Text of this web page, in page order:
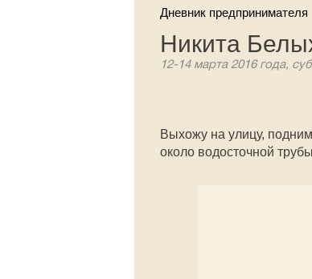
Дневник предпринимателя
Никита
12-14 марта 2016 года,
Выхожу на улицу,
около водосточной